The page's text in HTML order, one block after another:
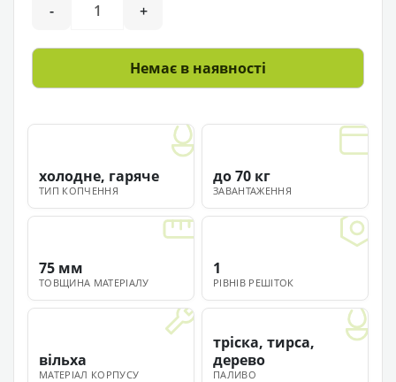
-
+
Немає в наявності
ТИП КОПЧЕННЯ
холодне, гаряче
ЗАВАНТАЖЕННЯ
до 70 кг
ТОВЩИНА МАТЕРІАЛУ
75 мм
РІВНІВ РЕШІТОК
1
МАТЕРІАЛ КОРПУСУ
вільха
ПАЛИВО
тріска, тирса,
дерево